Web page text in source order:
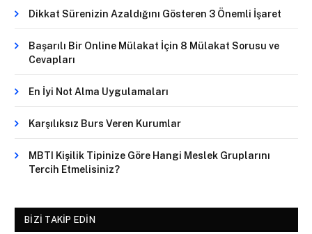
Dikkat Sürenizin Azaldığını Gösteren 3 Önemli İşaret
Başarılı Bir Online Mülakat İçin 8 Mülakat Sorusu ve
Cevapları
En İyi Not Alma Uygulamaları
Karşılıksız Burs Veren Kurumlar
MBTI Kişilik Tipinize Göre Hangi Meslek Gruplarını
Tercih Etmelisiniz?
BIZI TAKIP EDIN